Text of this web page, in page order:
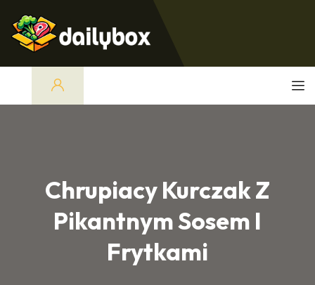
Chrupiacy Kurczak Z
Pikantnym Sosem I
Frytkami